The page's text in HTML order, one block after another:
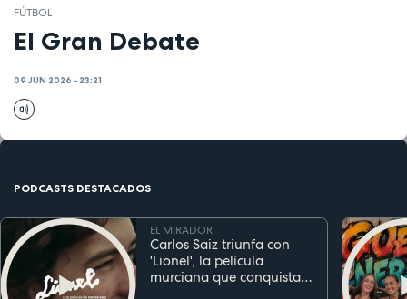
FÚTBOL
El Gran Debate
09 JUN 2026 - 23:21
PODCASTS DESTACADOS
EL MIRADOR
Carlos Saiz triunfa con
'Lionel', la película
murciana que conquista